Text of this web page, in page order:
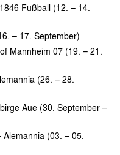
Fußball (12. – 14.
– 17. September)
Mannheim 07 (19. – 21.
(26. – 28.
Aue (30. September –
(03. – 05.